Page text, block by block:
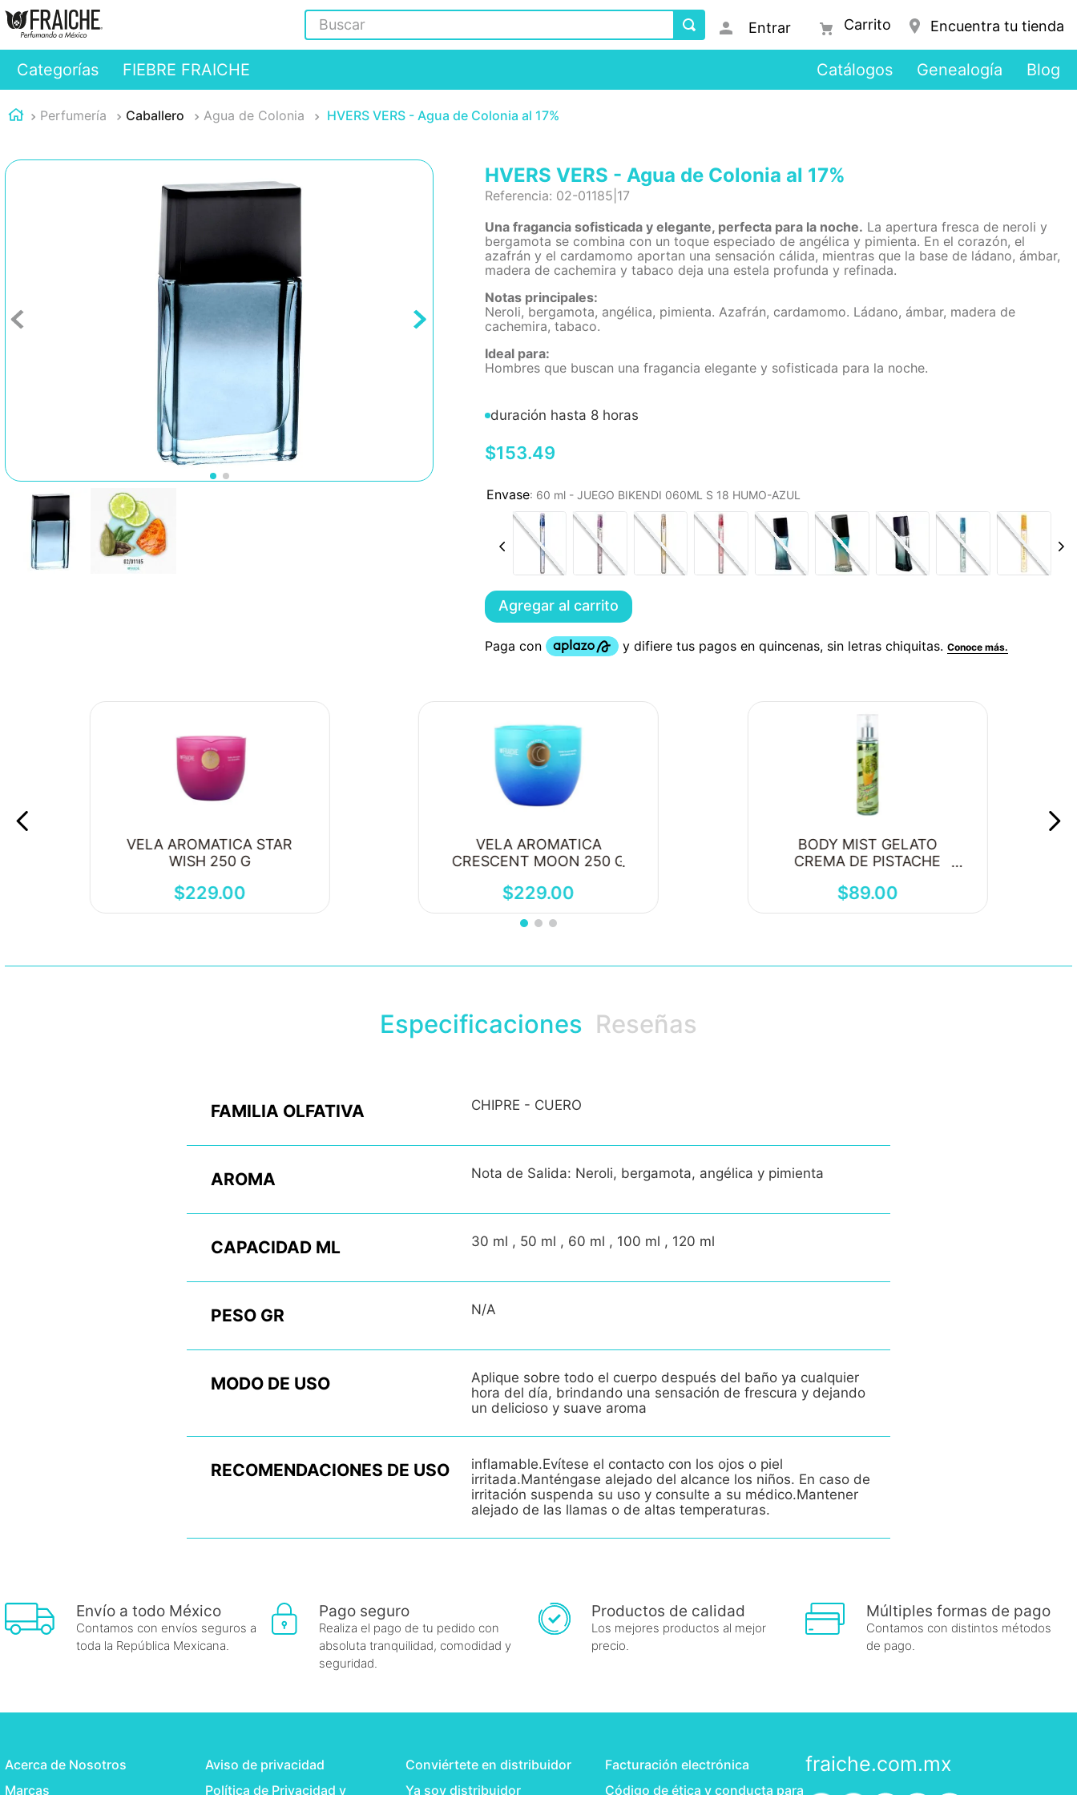
Buscar
Entrar Encuentra tu tienda
Categorías FIEBRE FRAICHE Catálogos Genealogía Blog
Perfumería Caballero Agua de Colonia HVERS VERS - Agua de Colonia al 17%
HVERS VERS - Agua de Colonia al 17%
Referencia: 02-01185|17
Una fragancia sofisticada y elegante, perfecta para la noche. La apertura fresca de neroli y
bergamota se combina con un toque especiado de angélica y pimienta. En el corazón, el
azafrán y el cardamomo aportan una sensación cálida, mientras que la base de ládano, ámbar,
madera de cachemira y tabaco deja una estela profunda y refinada.
Notas principales:
Neroli, bergamota, angélica, pimienta. Azafrán, cardamomo. Ládano, ámbar, madera de
cachemira, tabaco.
Ideal para:
Hombres que buscan una fragancia elegante y sofisticada para la noche.
duración hasta 8 horas
$153.49
: 60 ml - JUEGO BIKENDI 060ML S 18 HUMO-AZUL
Agregar al carrito
VELA AROMATICA STAR
WISH 250 G
$229.00
VELA AROMATICA
CRESCENT MOON 250 G
$229.00
BODY MIST GELATO
CREMA DE PISTACHE
$89.00
Especificaciones Reseñas
FAMILIA OLFATIVA CHIPRE - CUERO
AROMA Nota de Salida: Neroli, bergamota, angélica y pimienta
CAPACIDAD ML 30 ml , 50 ml , 60 ml , 100 ml , 120 ml
PESO GR N/A
MODO DE USO
Aplique sobre todo el cuerpo después del baño ya cualquier
hora del día, brindando una sensación de frescura y dejando
un delicioso y suave aroma
RECOMENDACIONES DE USO
inflamable.Evítese el contacto con los ojos o piel
irritada.Manténgase alejado del alcance los niños. En caso de
irritación suspenda su uso y consulte a su médico.Mantener
alejado de las llamas o de altas temperaturas.
Envío a todo México
Contamos con envíos seguros a
toda la República Mexicana.
Pago seguro
Realiza el pago de tu pedido con
absoluta tranquilidad, comodidad y
seguridad.
Productos de calidad
Los mejores productos al mejor
precio.
Múltiples formas de pago
Contamos con distintos métodos
de pago.
Acerca de Nosotros
Marcas
Aviso de privacidad
Política de Privacidad y
Conviértete en distribuidor
Ya soy distribuidor
Facturación electrónica
Código de ética y conducta para
fraiche.com.mx